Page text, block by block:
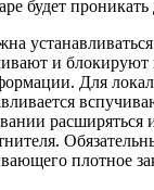
будет
и блокируют
Для
расширяться
плотное